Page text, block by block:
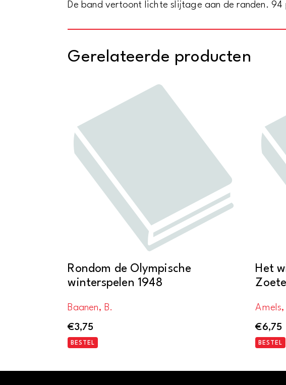
De band vertoont lichte slijtage aan de randen.
Gerelateerde producten
Rondom de Olympische
winterspelen 1948
Baanen, B.
€3,75
BESTEL
Het
Amels,
€6,75
BESTEL